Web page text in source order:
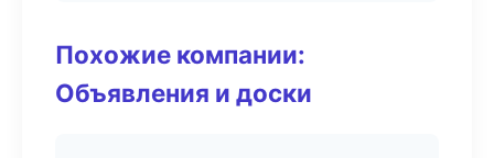
Похожие компании:
Объявления и доски